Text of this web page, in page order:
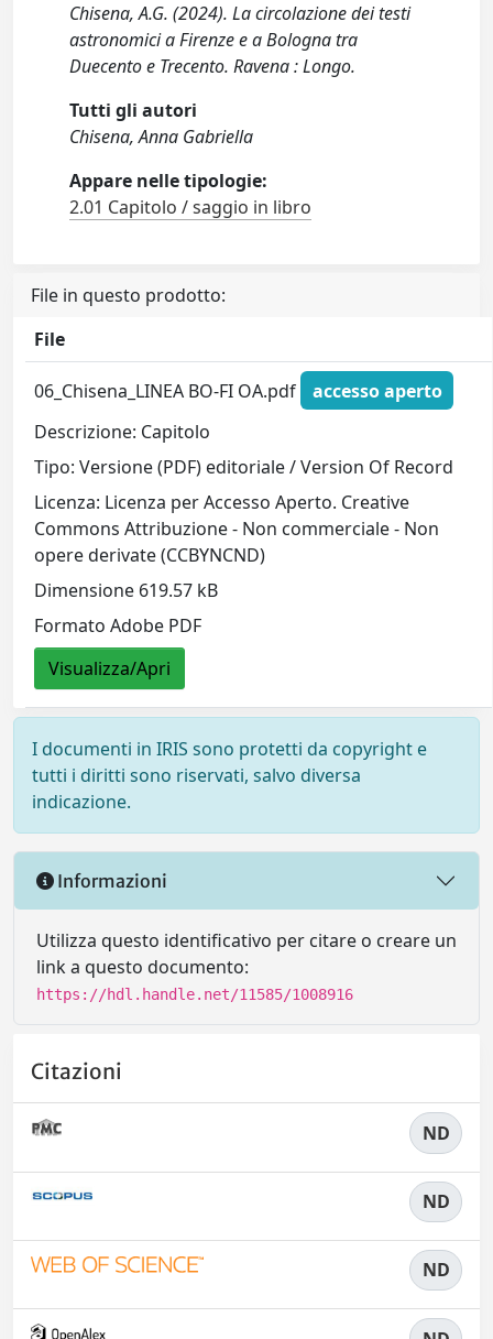
Chisena, A.G. (2024). La circolazione dei testi
astronomici a Firenze e a Bologna tra
Duecento e Trecento. Ravena : Longo.
Tutti gli autori
Chisena, Anna Gabriella
Appare nelle tipologie:
2.01 Capitolo / saggio in libro
File in questo prodotto:
File
06_Chisena_LINEA BO-FI OA.pdf
accesso aperto
Descrizione: Capitolo
Tipo: Versione (PDF) editoriale / Version Of Record
Licenza: Licenza per Accesso Aperto. Creative
Commons Attribuzione - Non commerciale - Non
opere derivate (CCBYNCND)
Dimensione 619.57 kB
Formato Adobe PDF
Visualizza/Apri
I documenti in IRIS sono protetti da copyright e
tutti i diritti sono riservati, salvo diversa
indicazione.
Informazioni
Utilizza questo identificativo per citare o creare un
link a questo documento:
https://hdl.handle.net/11585/1008916
Citazioni
ND
ND
ND